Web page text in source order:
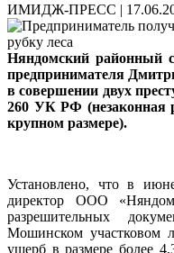
ИМИДЖ-ПРЕСС |
Няндомский районный
предпринимателя
в совершении двух
260 УК РФ (незаконная
крупном размере).
Установлено, что в
директор ООО
разрешительных
Мошинском участковом
ущерб в размере более